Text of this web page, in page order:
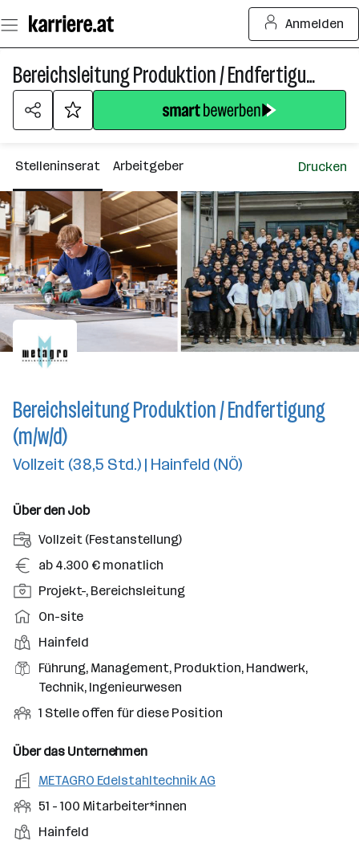
Seiteninhalt
springen
Anmelden
Bereichsleitung Produktion / Endfertigung (m/w/d)
Stelleninserat Arbeitgeber Drucken
Bereichsleitung Produktion / Endfertigung
(m/w/d)
Vollzeit (38,5 Std.) | Hainfeld (NÖ)
Über den Job
A
n
t
e
l
u
g
a
t
Vollzeit (Festanstellung)
G
e
h
a
l
t
ab 4.300 € monatlich
P
o
i
t
o
s
b
e
e
Projekt-, Bereichsleitung
A
r
b
e
t
m
d
e
l
On-site
D
i
s
o
r
Hainfeld
B
r
f
f
e
d
Führung, Management, Produktion, Handwerk,
Technik, Ingenieurwesen
O
f
n
e
S
1 Stelle offen für diese Position
Über das Unternehmen
A
r
e
METAGRO Edelstahltechnik AG
M
i
t
51 - 100 Mitarbeiter*innen
S
Hainfeld